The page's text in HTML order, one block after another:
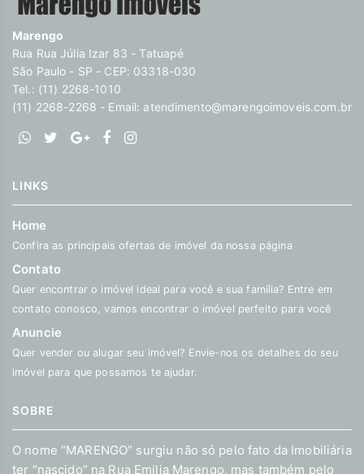
Marengo
Rua Rua Júlia Izar 83 - Tatuapé
São Paulo - SP - CEP: 03318-030
Tel.: (11) 2268-1010
(11) 2268-2268 - Email: atendimento@marengoimoveis.com.br
LINKS
Home
Confira as principais ofertas de imóvel da nossa página
Contato
Quer encontrar o imóvel ideal para você e sua família? Entre em
contato conosco, vamos encontrar o imóvel perfeito para você
Anuncie
Quer vender ou alugar seu imóvel? Envie-nos os detalhes do seu
imóvel para que possamos te ajudar.
SOBRE
O nome “MARENGO” surgiu não só pelo fato da Imobiliária
ter “nascido” na Rua Emilia Marengo, mas também pelo